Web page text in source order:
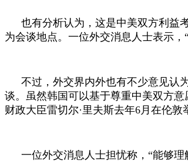
也有分析认为，这是中美双方利益
为会谈地点。一位外交消息人士表示
不过，外交界内外也有不少意见认
谈。虽然韩国可以基于尊重中美双方
财政大臣雷切尔·里夫斯去年6 月在伦敦
一位外交消息人士担忧称，“能够